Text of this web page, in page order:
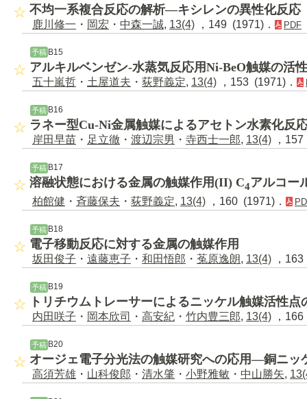
不均一系複合反応の解析―キシレンの異性化反応
鹿川修一 ・ 岡宏 ・ 中森一誠, 13(4) ，149 (1971)． PDF
予稿 B15
アルキルベンゼン-水蒸気反応用Ni-BeO触媒の活
五十嵐哲 ・ 土屋道夫 ・ 荻野義定, 13(4) ，153 (1971)．
予稿B16
ラネー型Cu-Ni金属触媒によるアセトン水素化反
岸田早苗 ・ 足立徹 ・ 渡辺宗男 ・ 寺西士一郎, 13(4) ，
予稿 B17
溶融状態における金属の触媒作用(II) C4アルコー
柏館健 ・ 斉藤保夫 ・ 荻野義定, 13(4) ，160 (1971)．
予稿B18
電子移動反応に対する金属の触媒作用
坂田俊子 ・ 遠藤恵子 ・ 和田悟郎 ・ 菟原逸朗, 13(4) ，
予稿 B19
トリチウムトレーサーによるニッケル触媒活性点
内田咲子 ・ 岡本欣司 ・ 高安紀 ・ 竹内豊三郎, 13(4) ，
予稿 B20
オージェ電子分光法の触媒研究への応用―銅ニッ
高須芳雄 ・ 山科俊郎 ・ 清水肇 ・ 小野雅敏 ・ 中山勝矢,